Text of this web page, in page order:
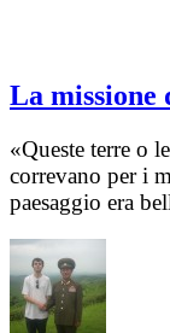
La missione
«Queste terre o
correvano per i
paesaggio era